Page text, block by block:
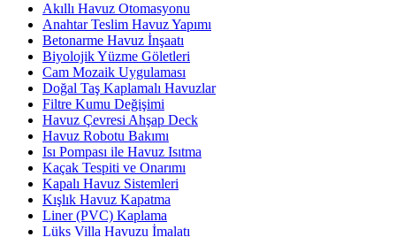
Akıllı Havuz Otomasyonu
Anahtar Teslim Havuz Yapımı
Betonarme Havuz İnşaatı
Biyolojik Yüzme Göletleri
Cam Mozaik Uygulaması
Doğal Taş Kaplamalı Havuzlar
Filtre Kumu Değişimi
Havuz Çevresi Ahşap Deck
Havuz Robotu Bakımı
Isı Pompası ile Havuz Isıtma
Kaçak Tespiti ve Onarımı
Kapalı Havuz Sistemleri
Kışlık Havuz Kapatma
Liner (PVC) Kaplama
Lüks Villa Havuzu İmalatı